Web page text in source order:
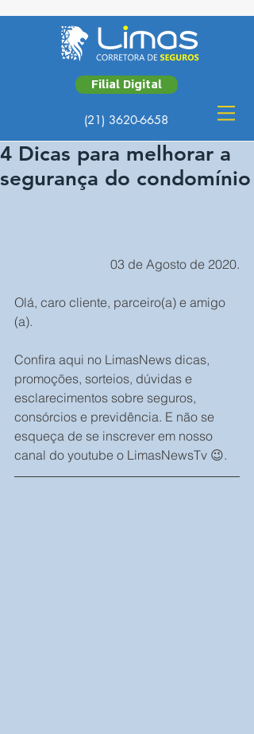
Filial Digital
(21) 3620-6658
4 Dicas para melhorar a
segurança do condomínio
03 de Agosto de 2020.
Olá, caro cliente, parceiro(a) e amigo
(a).
Confira aqui no LimasNews dicas,
promoções, sorteios, dúvidas e
esclarecimentos sobre seguros,
consórcios e previdência. E não se
esqueça de se inscrever em nosso
canal do youtube o LimasNewsTv 😉.